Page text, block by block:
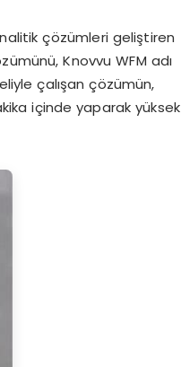
çözümleri geliştiren
Knovvu WFM adı
çalışan çözümün,
içinde yaparak yüksek